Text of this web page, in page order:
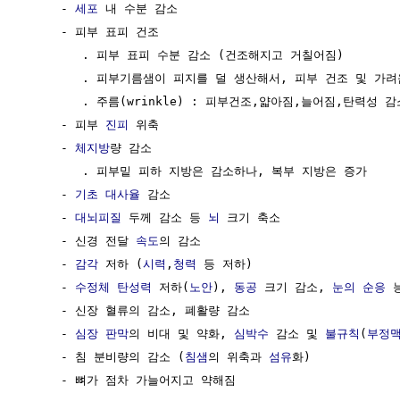
     -
세포 내 수분 감소
     - 피부 표피 건조
        . 피부 표피 수분 감소 (건조해지고 거칠어짐)
. 피부기름샘이 피지를 덜 생산해서, 피부 건조 및 가려
. 주름(wrinkle) : 피부건조,얇아짐,늘어짐,탄력성 감
     - 피부
진피
위축
     -
체지방량 감소
        . 피부밑 피하 지방은 감소하나, 복부 지방은 증가
     -
기초 대사율 감소
     -
대뇌피질 두께 감소 등 뇌
크기 축소
     - 신경 전달
속도 의 감소
     -
감각 저하 (시력 , 청력
등 저하)
     -
수정체 탄성력 저하( 노안), 동공 크기 감소, 눈의 순응
     - 신장 혈류의 감소, 폐활량 감소
     -
심장 판막의 비대 및 약화, 심박수 감소 및 불규칙 ( 부정
     - 침 분비량의 감소 (
침샘 의 위축과 섬유화)
     - 뼈가 점차 가늘어지고 약해짐